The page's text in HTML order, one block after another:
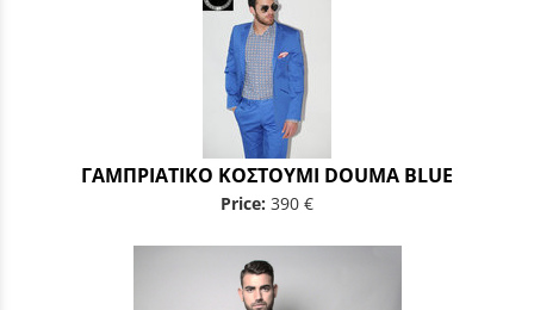
ΓΑΜΠΡΙΑΤΙΚΟ ΚΟΣΤΟΥΜΙ DOUMA BLUE
Price: 390 €